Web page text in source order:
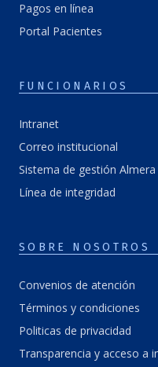
Pagos en línea
Portal Pacientes
FUNCIONARIOS
Intranet
Correo institucional
Sistema de gestión Almera
Línea de integridad
SOBRE NOSOTROS
Convenios de atención
Términos y condiciones
Politicas de privacidad
Transparencia y acceso a